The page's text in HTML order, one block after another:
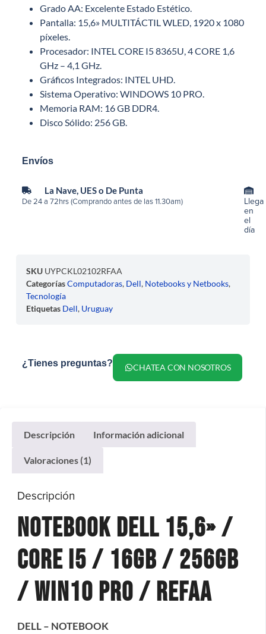
Grado AA: Excelente Estado Estético.
Pantalla: 15,6» MULTITÁCTIL WLED, 1920 x 1080
píxeles.
Procesador: INTEL CORE I5 8365U, 4 CORE 1,6
GHz – 4,1 GHz.
Gráficos Integrados: INTEL UHD.
Sistema Operativo: WINDOWS 10 PRO.
Memoria RAM: 16 GB DDR4.
Disco Sólido: 256 GB.
Envíos
La Nave, UES o De Punta
De 24 a 72hrs (Comprando antes de las 11.30am)
Llega
en
el
día
SKU UYPCKL02102RFAA
CategoríasComputadoras, Dell, Notebooks y Netbooks,
Tecnología
Etiquetas Dell, Uruguay
¿Tienes preguntas? CHATEA CON NOSOTROS
Descripción Información adicional
Valoraciones (1)
Descripción
Notebook Dell 15,6» /
Core I5 / 16gb / 256gb
/ Win10 Pro / REFAA
DELL – NOTEBOOK